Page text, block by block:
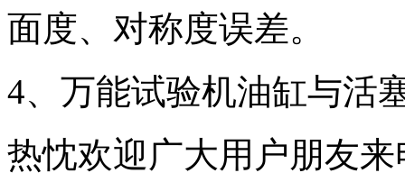
面度、对称度误差。
4、万能试验机油缸与活
热忱欢迎广大用户朋友